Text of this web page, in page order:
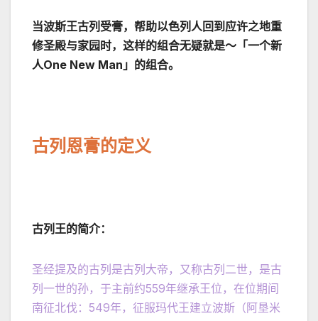
当波斯王古列受膏，帮助以色列人回到应许之地重
修圣殿与家园时，这样的组合无疑就是～「一个新
人One New Man 」的组合。
古列恩膏的定义
古列王的简介：
圣经提及的古列是古列大帝，又称古列二世，是古
列一世的孙，于主前约559年继承王位，在位期间
南征北伐：549年，征服玛代王建立波斯（阿垦米